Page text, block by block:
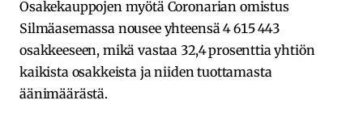
Osakekauppojen myötä Coronarian omistus
Silmäasemassa nousee yhteensä 4 615 443
osakkeeseen, mikä vastaa 32,4 prosenttia yhtiön
kaikista osakkeista ja niiden tuottamasta
äänimäärästä.